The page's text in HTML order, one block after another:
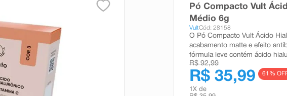
Pó Compacto Vult
Médio 6g
VultCód: 28158
O Pó Compacto Vult Ácido
acabamento matte e efeito
fórmula leve contém ácido
R$ 92,99
R$ 35,99 61 %
1 X de